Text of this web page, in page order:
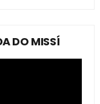
DO MISSÍ